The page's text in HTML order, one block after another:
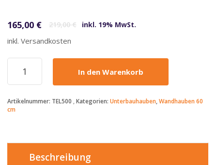
219,00€
165,00 € inkl. 19% MwSt.
inkl. Versandkosten
KKT
Kolbe
-
-
Dunstabzugshaube
Menge
In den Warenkorb
Artikelnummer: TEL500 Kategorien: Unterbauhauben,Wandhauben 60
cm
Beschreibung